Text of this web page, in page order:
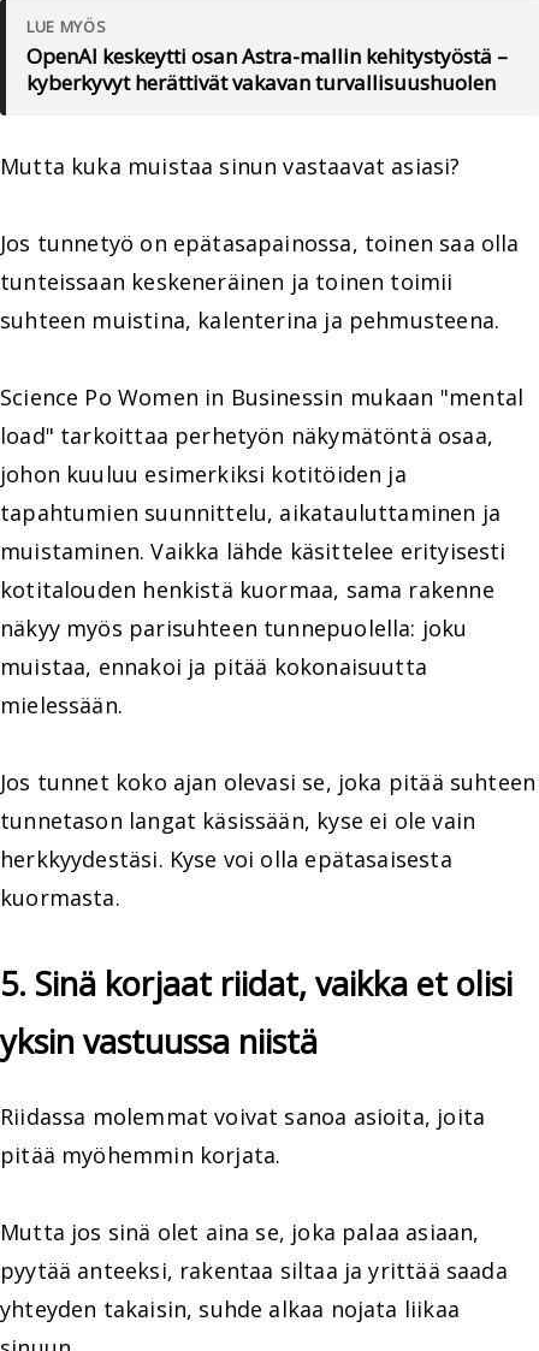
LUE MYÖS
OpenAI keskeytti osan Astra-mallin kehitystyöstä –
kyberkyvyt herättivät vakavan turvallisuushuolen
Mutta kuka muistaa sinun vastaavat asiasi?
Jos tunnetyö on epätasapainossa, toinen saa olla
tunteissaan keskeneräinen ja toinen toimii
suhteen muistina, kalenterina ja pehmusteena.
Science Po Women in Businessin mukaan "mental
load" tarkoittaa perhetyön näkymätöntä osaa,
johon kuuluu esimerkiksi kotitöiden ja
tapahtumien suunnittelu, aikatauluttaminen ja
muistaminen. Vaikka lähde käsittelee erityisesti
kotitalouden henkistä kuormaa, sama rakenne
näkyy myös parisuhteen tunnepuolella: joku
muistaa, ennakoi ja pitää kokonaisuutta
mielessään.
Jos tunnet koko ajan olevasi se, joka pitää suhteen
tunnetason langat käsissään, kyse ei ole vain
herkkyydestäsi. Kyse voi olla epätasaisesta
kuormasta.
5. Sinä korjaat riidat, vaikka et olisi
yksin vastuussa niistä
Riidassa molemmat voivat sanoa asioita, joita
pitää myöhemmin korjata.
Mutta jos sinä olet aina se, joka palaa asiaan,
pyytää anteeksi, rakentaa siltaa ja yrittää saada
yhteyden takaisin, suhde alkaa nojata liikaa